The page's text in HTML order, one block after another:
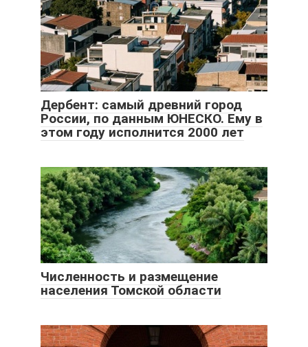
Дербент: самый древний город
России, по данным ЮНЕСКО. Ему в
этом году исполнится 2000 лет
Численность и размещение
населения Томской области